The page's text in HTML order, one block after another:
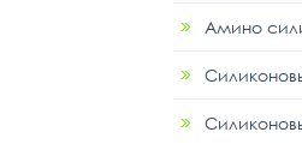
Амино